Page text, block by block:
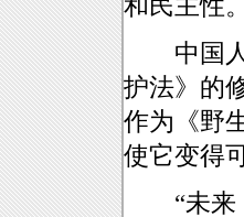
和民主性。
中国人
护法》的
作为《野
使它变得
“未来《